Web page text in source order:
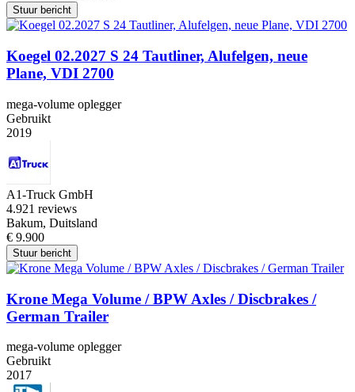
Stuur bericht
Koegel 02.2027 S 24 Tautliner, Alufelgen, neue
Plane, VDI 2700
mega-volume oplegger
Gebruikt
2019
A1-Truck GmbH
4.921 reviews
Bakum, Duitsland
€ 9.900
Stuur bericht
Krone Mega Volume / BPW Axles / Discbrakes /
German Trailer
mega-volume oplegger
Gebruikt
2017